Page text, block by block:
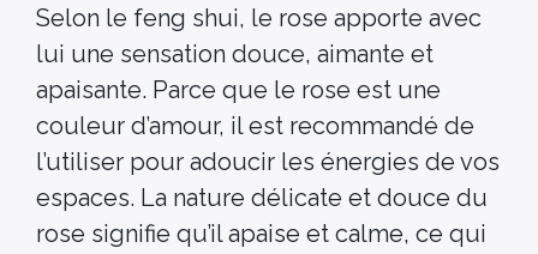
Selon le feng shui, le rose apporte avec
lui une sensation douce, aimante et
apaisante. Parce que le rose est une
couleur d’amour, il est recommandé de
l’utiliser pour adoucir les énergies de vos
espaces. La nature délicate et douce du
rose signifie qu’il apaise et calme, ce qui